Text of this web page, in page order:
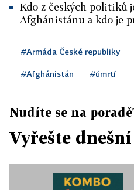
Kdo z českých politiků
Afghánistánu a kdo je
#Armáda České republiky
#Afghánistán #úmrtí
Nudíte se na
Vyřešte